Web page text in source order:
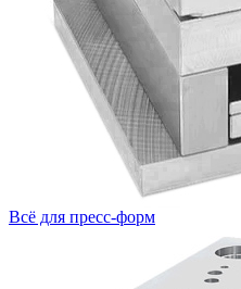
Всё для пресс-форм